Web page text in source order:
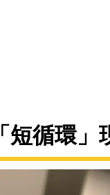
「短循環